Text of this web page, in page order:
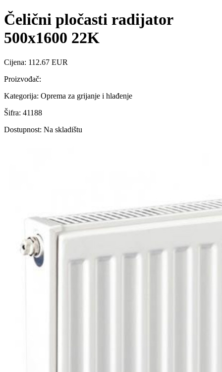
Čelični pločasti radijator
500x1600 22K
Cijena: 112.67 EUR
Proizvođač:
Kategorija: Oprema za grijanje i hlađenje
Šifra: 41188
Dostupnost: Na skladištu